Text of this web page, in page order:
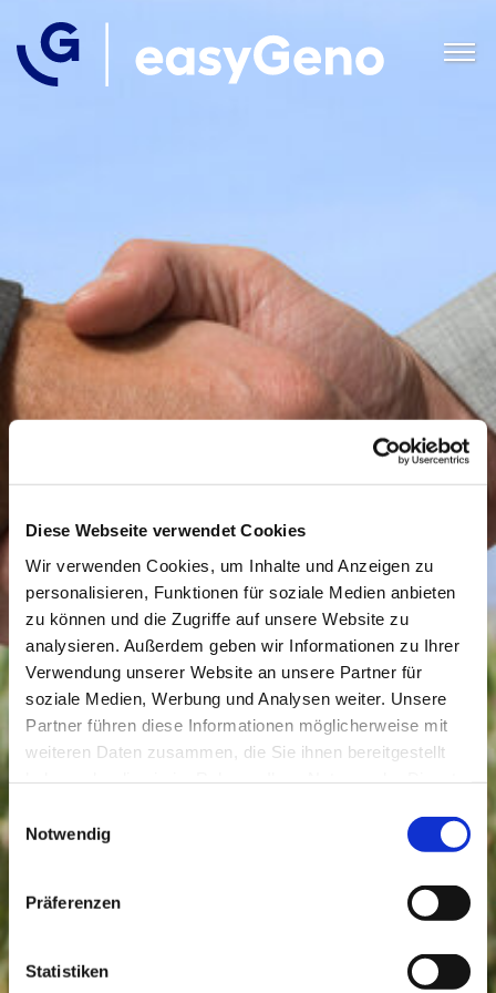
Diese Webseite verwendet Cookies
Wir verwenden Cookies, um Inhalte und Anzeigen zu
personalisieren, Funktionen für soziale Medien anbieten
zu können und die Zugriffe auf unsere Website zu
analysieren. Außerdem geben wir Informationen zu Ihrer
Verwendung unserer Website an unsere Partner für
soziale Medien, Werbung und Analysen weiter. Unsere
Partner führen diese Informationen möglicherweise mit
weiteren Daten zusammen, die Sie ihnen bereitgestellt
Datenschutzerklärung
Einwilligungsauswahl
Notwendig
Präferenzen
Statistiken